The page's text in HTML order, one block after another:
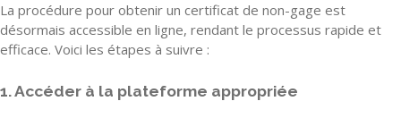
La procédure pour obtenir un certificat de non-gage est
désormais accessible en ligne, rendant le processus rapide et
efficace. Voici les étapes à suivre :
1. Accéder à la plateforme appropriée